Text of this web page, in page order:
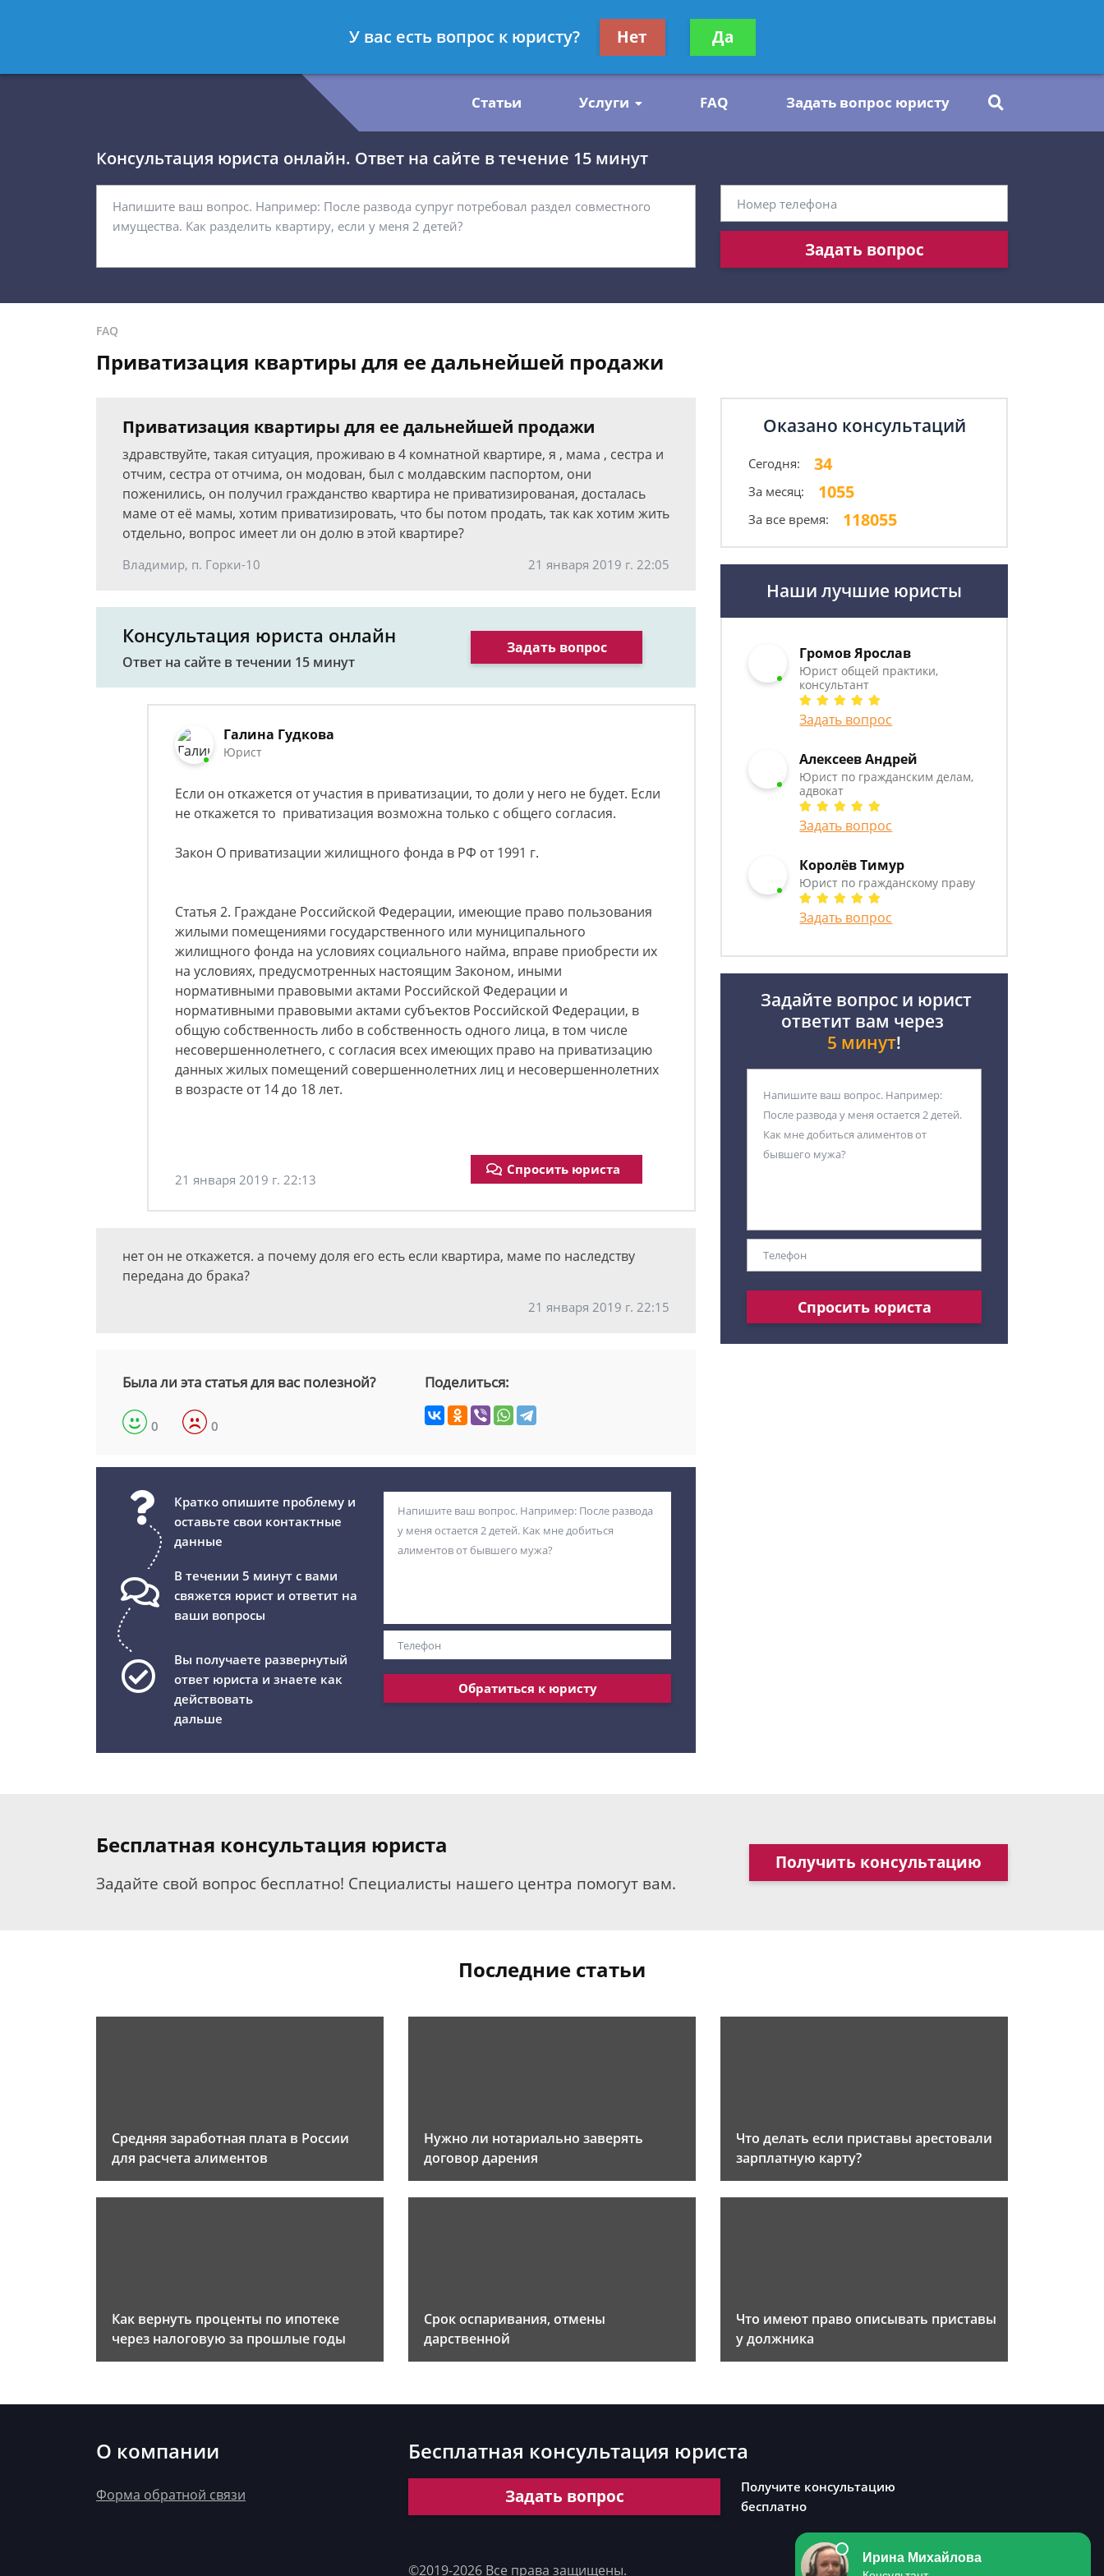
- Юрист по гражданскому праву
Получите консультацию
бесплатно
Статьи Услуги FAQ Задать вопрос юристу
Консультация юриста онлайн. Ответ на сайте в течение 15 минут
Задать вопрос
FAQ
Приватизация квартиры для ее дальнейшей продажи
Приватизация квартиры для ее дальнейшей продажи
здравствуйте, такая ситуация, проживаю в 4 комнатной квартире, я , мама , сестра и
отчим, сестра от отчима, он модован, был с молдавским паспортом, они
поженились, он получил гражданство квартира не приватизированая, досталась
маме от её мамы, хотим приватизировать, что бы потом продать, так как хотим жить
отдельно, вопрос имеет ли он долю в этой квартире?
Владимир, п. Горки-10 21 января 2019 г. 22:05
Консультация юриста онлайн
Ответ на сайте в течении 15 минут
Задать вопрос
Галина Гудкова
Юрист
Если он откажется от участия в приватизации, то доли у него не будет. Если
не откажется то приватизация возможна только с общего согласия.
Закон О приватизации жилищного фонда в РФ от 1991 г.
Статья 2. Граждане Российской Федерации, имеющие право пользования
жилыми помещениями государственного или муниципального
жилищного фонда на условиях социального найма, вправе приобрести их
на условиях, предусмотренных настоящим Законом, иными
нормативными правовыми актами Российской Федерации и
нормативными правовыми актами субъектов Российской Федерации, в
общую собственность либо в собственность одного лица, в том числе
несовершеннолетнего, с согласия всех имеющих право на приватизацию
данных жилых помещений совершеннолетних лиц и несовершеннолетних
в возрасте от 14 до 18 лет.
21 января 2019 г. 22:13
Спросить юриста
нет он не откажется. а почему доля его есть если квартира, маме по наследству
передана до брака?
21 января 2019 г. 22:15
Была ли эта статья для вас полезной?
0 0
Поделиться:
Кратко опишите проблему и
оставьте свои контактные
данные
В течении 5 минут с вами
свяжется юрист и ответит на
ваши вопросы
Вы получаете развернутый
ответ юриста и знаете как
действовать
дальше
Обратиться к юристу
Оказано консультаций
Сегодня: 34
За месяц: 1055
За все время: 118055
Наши лучшие юристы
Громов Ярослав
Юрист общей практики,
консультант
Задать вопрос
Алексеев Андрей
Юрист по гражданским делам,
адвокат
Задать вопрос
Королёв Тимур
Юрист по гражданскому праву
Задать вопрос
Задайте вопрос и юрист
ответит вам через
5 минут!
Спросить юриста
Бесплатная консультация юриста
Задайте свой вопрос бесплатно! Специалисты нашего центра помогут вам.
Получить консультацию
Последние статьи
Средняя заработная плата в России
для расчета алиментов
Нужно ли нотариально заверять
договор дарения
Что делать если приставы арестовали
зарплатную карту?
Как вернуть проценты по ипотеке
через налоговую за прошлые годы
Срок оспаривания, отмены
дарственной
Что имеют право описывать приставы
у должника
О компании
Форма обратной связи
Бесплатная консультация юриста
Задать вопрос
Получите консультацию
бесплатно
©2019-2026 Все права защищены.
У вас есть вопрос к юристу? Нет Да